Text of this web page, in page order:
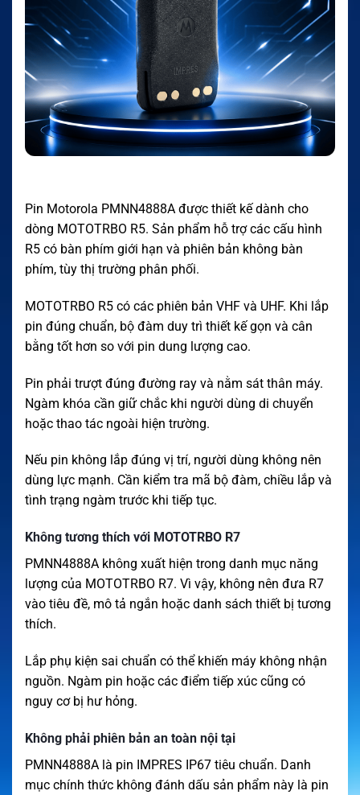
Pin Motorola PMNN4888A được thiết kế dành cho
dòng MOTOTRBO R5. Sản phẩm hỗ trợ các cấu hình
R5 có bàn phím giới hạn và phiên bản không bàn
phím, tùy thị trường phân phối.
MOTOTRBO R5 có các phiên bản VHF và UHF. Khi lắp
pin đúng chuẩn, bộ đàm duy trì thiết kế gọn và cân
bằng tốt hơn so với pin dung lượng cao.
Pin phải trượt đúng đường ray và nằm sát thân máy.
Ngàm khóa cần giữ chắc khi người dùng di chuyển
hoặc thao tác ngoài hiện trường.
Nếu pin không lắp đúng vị trí, người dùng không nên
dùng lực mạnh. Cần kiểm tra mã bộ đàm, chiều lắp và
tình trạng ngàm trước khi tiếp tục.
Không tương thích với MOTOTRBO R7
PMNN4888A không xuất hiện trong danh mục năng
lượng của MOTOTRBO R7. Vì vậy, không nên đưa R7
vào tiêu đề, mô tả ngắn hoặc danh sách thiết bị tương
thích.
Lắp phụ kiện sai chuẩn có thể khiến máy không nhận
nguồn. Ngàm pin hoặc các điểm tiếp xúc cũng có
nguy cơ bị hư hỏng.
Không phải phiên bản an toàn nội tại
PMNN4888A là pin IMPRES IP67 tiêu chuẩn. Danh
mục chính thức không đánh dấu sản phẩm này là pin